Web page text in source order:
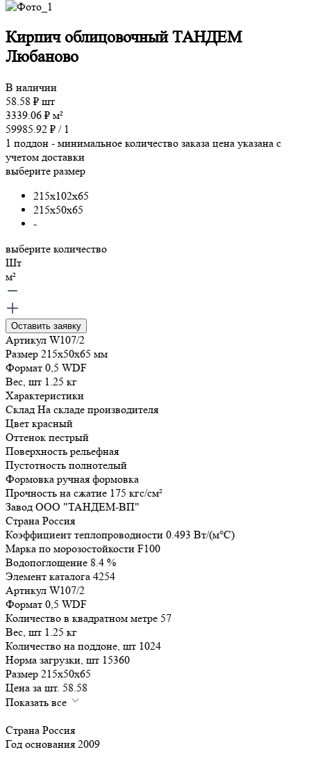
Кирпич облицовочный ТАНДЕМ
Любаново
В наличии
58.58 ₽ шт
3339.06 ₽ м²
59985.92 ₽ / 1
1 поддон - минимальное количество заказа цена указана с
учетом доставки
выберите размер
215x102x65
215x50x65
-
выберите количество
Шт
м²
Оставить заявку
Артикул W107/2
Размер 215x50x65 мм
Формат 0,5 WDF
Вес, шт 1.25 кг
Характеристики
Склад На складе производителя
Цвет красный
Оттенок пестрый
Поверхность рельефная
Пустотность полнотелый
Формовка ручная формовка
Прочность на сжатие 175 кгс/см²
Завод ООО "ТАНДЕМ-ВП"
Страна Россия
Коэффициент теплопроводности 0.493 Вт/(м°C)
Марка по морозостойкости F100
Водопоглощение 8.4 %
Элемент каталога 4254
Артикул W107/2
Формат 0,5 WDF
Количество в квадратном метре 57
Вес, шт 1.25 кг
Количество на поддоне, шт 1024
Норма загрузки, шт 15360
Размер 215x50x65
Цена за шт. 58.58
Показать все
Страна Россия
Год основания 2009